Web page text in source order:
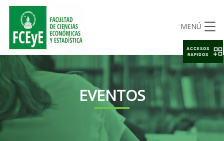
MENÚ
EVENTOS
ACCESOS
RAPIDOS